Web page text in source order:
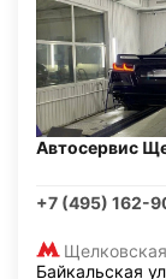
Автосервис
+7 (495) 162-
Щелковская
Байкальская